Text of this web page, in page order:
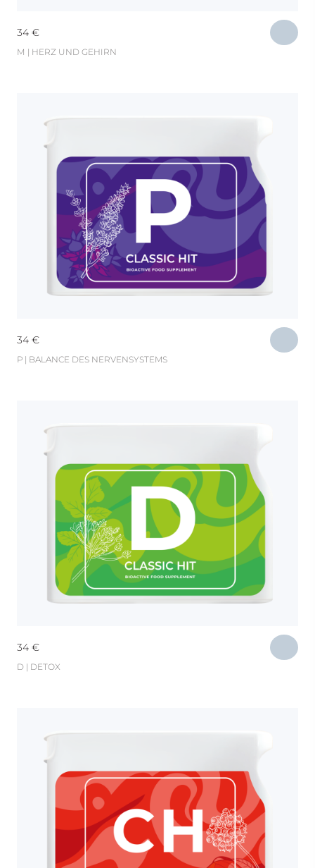
34 €
М | HERZ UND GEHIRN
34 €
Р | BALANCE DES NERVENSYSTEMS
34 €
D | DETOX